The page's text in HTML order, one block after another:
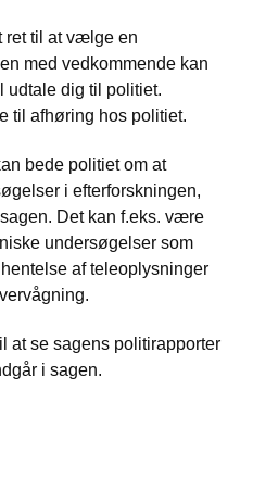
ret til at vælge en
med vedkommende kan
udtale dig til politiet.
til afhøring hos politiet.
bede politiet om at
i efterforskningen,
Det kan f.eks. være
undersøgelser som
af teleoplysninger
at se sagens politirapporter
i sagen.